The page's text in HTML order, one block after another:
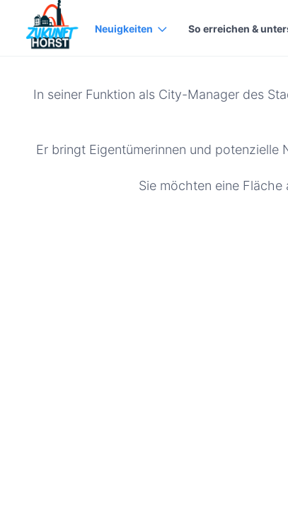
Neuigkeiten So erreichen &
In seiner Funktion als City-Manager des
Er bringt Eigentümerinnen und potenzielle
Sie möchten eine